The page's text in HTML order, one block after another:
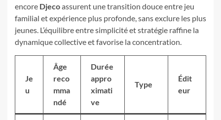
encore Djecoassurent une transition douce entre jeu
familial et expérience plus profonde, sans exclure les plus
jeunes. L’équilibre entre simplicité et stratégie raffine la
dynamique collective et favorise la concentration.
Je
u
Âge
reco
mma
ndé
Durée
appro
ximati
ve
Type
Édit
eur